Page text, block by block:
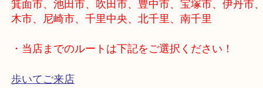
大吉 箕面店に来てよかった！と思っていただけるように一点一点
いたします！
・出張買取のエリアをご紹介